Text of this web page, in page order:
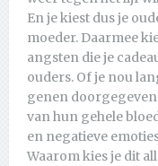
En je kiest dus je
moeder. Daarmee
angsten die je
ouders. Of je nou
genen
van hun gehele
en negatieve
Waarom kies je dit